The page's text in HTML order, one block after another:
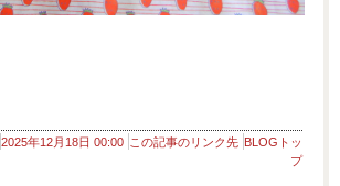
2025年12月18日 00:00 この記事のリンク先 BLOGトッ
プ